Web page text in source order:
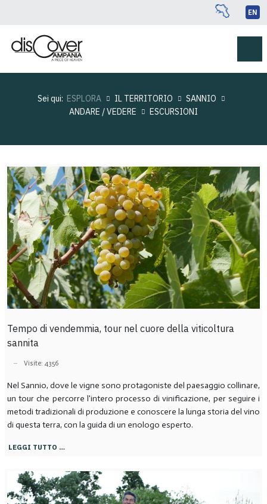
EN
Sei qui: ESPLORA IL TERRITORIO
SANNIO
ANDARE / VEDERE
ESCURSIONI
Tempo di vendemmia, tour nel cuore della viticoltura
sannita
Visite: 4356
Nel Sannio, dove le vigne sono protagoniste del paesaggio collinare,
un tour che percorre l'intero processo di vinificazione, per seguire i
metodi tradizionali di produzione e conoscere la lunga storia del vino
di questa terra, con la guida di un enologo esperto.
LEGGI TUTTO …